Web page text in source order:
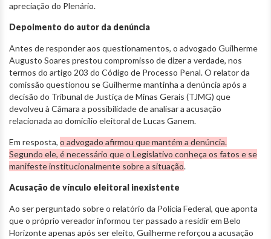
apreciação do Plenário.
Depoimento do autor da denúncia
Antes de responder aos questionamentos, o advogado Guilherme
Augusto Soares prestou compromisso de dizer a verdade, nos
termos do artigo 203 do Código de Processo Penal. O relator da
comissão questionou se Guilherme mantinha a denúncia após a
decisão do Tribunal de Justiça de Minas Gerais (TJMG) que
devolveu à Câmara a possibilidade de analisar a acusação
relacionada ao domicílio eleitoral de Lucas Ganem.
Em resposta, o advogado afirmou que mantém a denúncia.
Segundo ele, é necessário que o Legislativo conheça os fatos e se
manifeste institucionalmente sobre a situação.
Acusação de vínculo eleitoral inexistente
Ao ser perguntado sobre o relatório da Polícia Federal, que aponta
que o próprio vereador informou ter passado a residir em Belo
Horizonte apenas após ser eleito, Guilherme reforçou a acusação